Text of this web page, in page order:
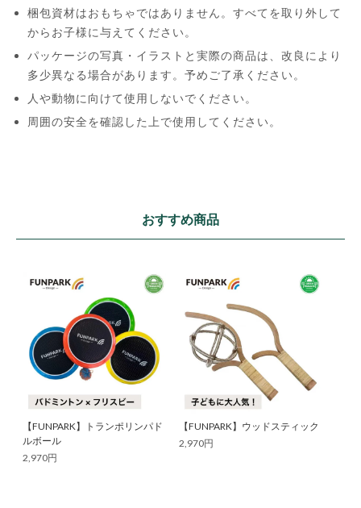
梱包資材はおもちゃではありません。すべてを取り外して
からお子様に与えてください。
パッケージの写真・イラストと実際の商品は、改良により
多少異なる場合があります。予めご了承ください。
人や動物に向けて使用しないでください。
周囲の安全を確認した上で使用してください。
おすすめ商品
【FUNPARK】トランポリンパド
ルボール
2,970円
【FUNPARK】ウッドスティック
2,970円